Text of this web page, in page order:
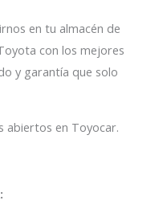
en tu almacén de
con los mejores
y garantía que solo
abiertos en Toyocar.